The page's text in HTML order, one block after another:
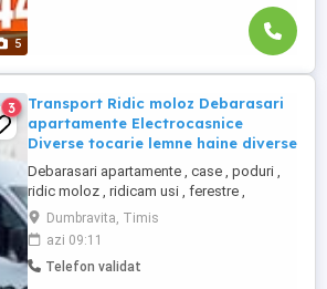
5
3
Transport Ridic moloz Debarasari
apartamente Electrocasnice
Diverse tocarie lemne haine diverse
Debarasari apartamente , case , poduri ,
ridic moloz , ridicam usi , ferestre ,
canapele , electrocasnice diverse lucruri
indiverent de cantitate , se asigura
manipulare la cerere , preturi negociabile
in functie de volum ! Transport marfa ,
Dumbravita, Timis
azi 09:11
Telefon validat